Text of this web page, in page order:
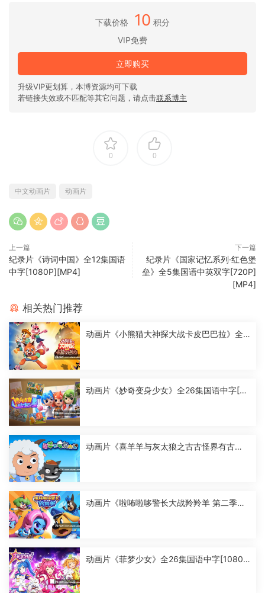
下载价格 10 积分
VIP免费
立即购买
升级VIP更划算，本博资源均可下载
若链接失效或不匹配等其它问题，请点击联系博主
0 0
中文动画片 动画片
上一篇
纪录片《诗词中国》全12集国语
中字[1080P][MP4]
下一篇
纪录片《国家记忆系列·红色堡
垒》全5集国语中英双字[720P]
[MP4]
相关热门推荐
动画片《小熊猫大神探大战卡皮巴巴拉》全2
动画片《妙奇变身少女》全26集国语中字[10
动画片《喜羊羊与灰太狼之古古怪界有古
动画片《啦咘啦哆警长大战羚羚羊 第二季》
动画片《菲梦少女》全26集国语中字[1080